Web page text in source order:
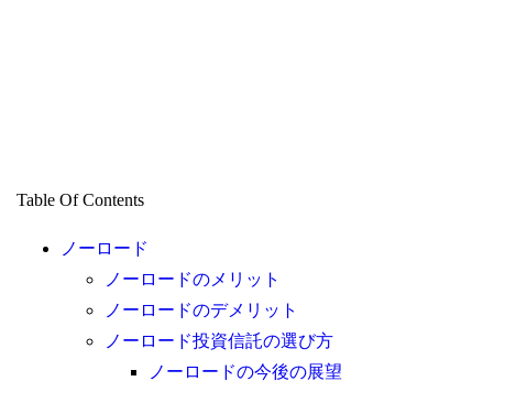
Table Of Contents
ノーロード
ノーロードのメリット
ノーロードのデメリット
ノーロード投資信託の選び方
ノーロードの今後の展望